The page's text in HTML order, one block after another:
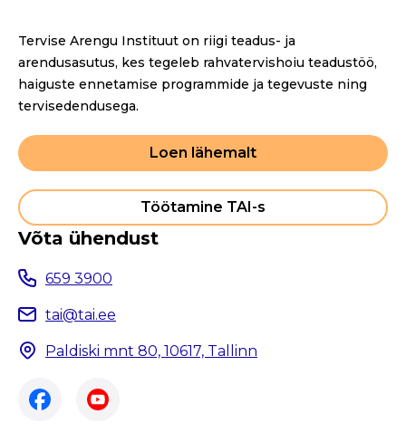
Tervise Arengu Instituut on riigi teadus- ja
arendusasutus, kes tegeleb rahvatervishoiu teadustöö,
haiguste ennetamise programmide ja tegevuste ning
tervisedendusega.
Loen lähemalt
Töötamine TAI-s
Võta ühendust
659 3900
tai@tai.ee
Paldiski mnt 80, 10617, Tallinn